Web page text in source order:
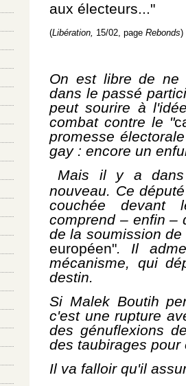
aux électeurs..."
(Libération, 15/02, page Rebonds)
On est libre de ne
dans le passé
peut sourire à
combat contre le "
promesse
gay : encore un
Mais il y a
nouveau. Ce
couchée
comprend – enfin –
de la soumission
européen". Il
mécanisme, qui
destin.
Si Malek Boutih
c'est une rupture
des génuflexions
des taubirages
Il va falloir qu'il